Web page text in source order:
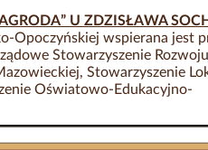
U ZDZISŁAWA
Opoczyńskiej wspierana jest
Stowarzyszenie
Stowarzyszenie
Oświatowo-Edukacyjno-